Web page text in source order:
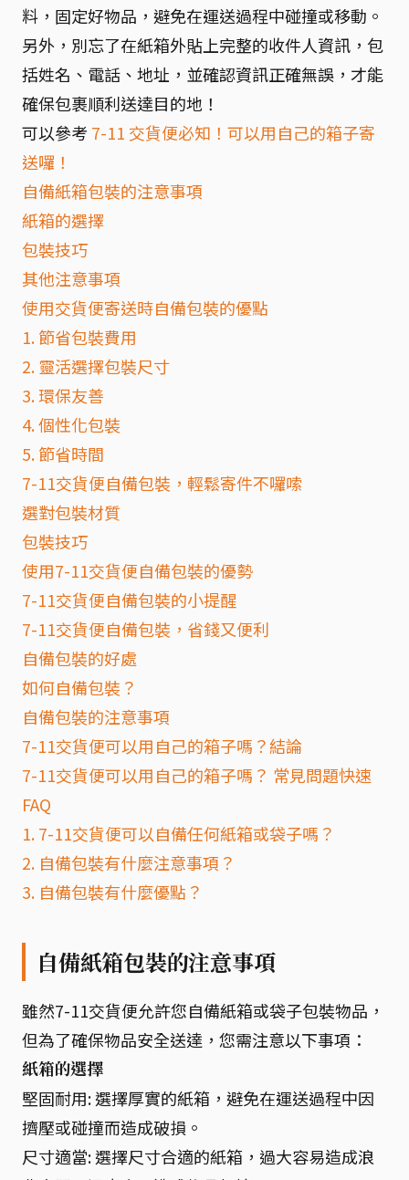
料，固定好物品，避免在運送過程中碰撞或移動。
另外，別忘了在紙箱外貼上完整的收件人資訊，包
括姓名、電話、地址，並確認資訊正確無誤，才能
確保包裹順利送達目的地！
可以參考 7-11 交貨便必知！可以用自己的箱子寄
送囉！
自備紙箱包裝的注意事項
紙箱的選擇
包裝技巧
其他注意事項
使用交貨便寄送時自備包裝的優點
1. 節省包裝費用
2. 靈活選擇包裝尺寸
3. 環保友善
4. 個性化包裝
5. 節省時間
7-11交貨便自備包裝，輕鬆寄件不囉嗦
選對包裝材質
包裝技巧
使用7-11交貨便自備包裝的優勢
7-11交貨便自備包裝的小提醒
7-11交貨便自備包裝，省錢又便利
自備包裝的好處
如何自備包裝？
自備包裝的注意事項
7-11交貨便可以用自己的箱子嗎？結論
7-11交貨便可以用自己的箱子嗎？ 常見問題快速
FAQ
1. 7-11交貨便可以自備任何紙箱或袋子嗎？
2. 自備包裝有什麼注意事項？
3. 自備包裝有什麼優點？
自備紙箱包裝的注意事項
雖然7-11交貨便允許您自備紙箱或袋子包裝物品，
但為了確保物品安全送達，您需注意以下事項：
紙箱的選擇
堅固耐用: 選擇厚實的紙箱，避免在運送過程中因
擠壓或碰撞而造成破損。
尺寸適當: 選擇尺寸合適的紙箱，過大容易造成浪